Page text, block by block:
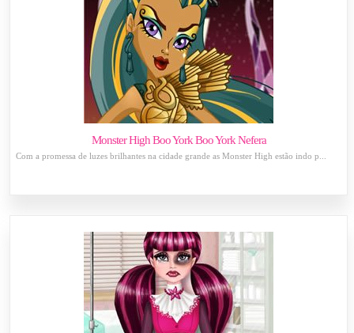
Monster High Boo York Boo York Nefera
Com a promessa de luzes brilhantes na cidade grande as Monster High estão indo p...